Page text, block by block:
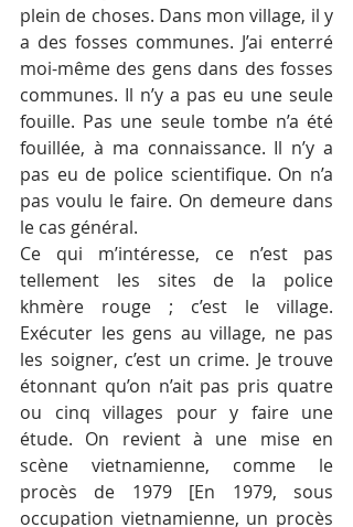
plein de choses. Dans mon village, il y
a des fosses communes. J’ai enterré
moi-même des gens dans des fosses
communes. Il n’y a pas eu une seule
fouille. Pas une seule tombe n’a été
fouillée, à ma connaissance. Il n’y a
pas eu de police scientifique. On n’a
pas voulu le faire. On demeure dans
le cas général.
Ce qui m’intéresse, ce n’est pas
tellement les sites de la police
khmère rouge ; c’est le village.
Exécuter les gens au village, ne pas
les soigner, c’est un crime. Je trouve
étonnant qu’on n’ait pas pris quatre
ou cinq villages pour y faire une
étude. On revient à une mise en
scène vietnamienne, comme le
procès de 1979 [En 1979, sous
occupation vietnamienne, un procès